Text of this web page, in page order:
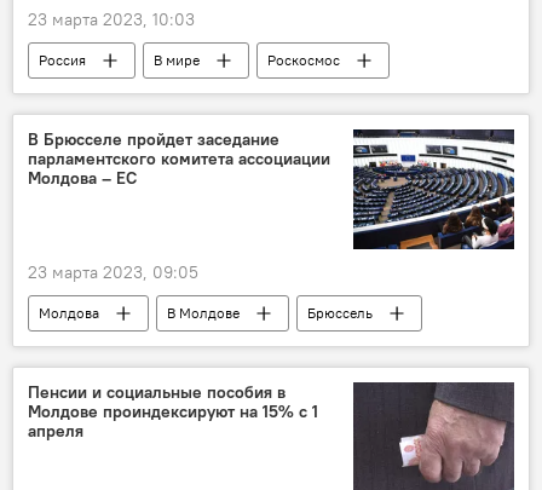
23 марта 2023, 10:03
Россия В мире Роскосмос
В Брюсселе пройдет заседание
парламентского комитета ассоциации
Молдова – ЕС
23 марта 2023, 09:05
Молдова В Молдове
Брюссель
Политика
Пенсии и социальные пособия в
Молдове проиндексируют на 15% с 1
апреля